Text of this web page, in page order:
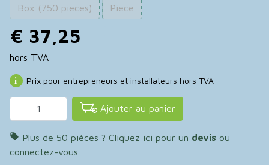
Box (750 pieces) Piece
€ 37,25
hors TVA
Prix pour entrepreneurs et installateurs hors TVA
Ajouter au panier
 Plus de 50 pièces ? Cliquez ici pour un devis ou
connectez-vous